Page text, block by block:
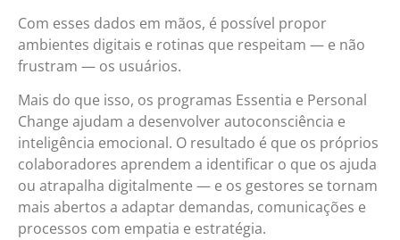
Com esses dados em mãos, é possível propor
ambientes digitais e rotinas que respeitam — e não
frustram — os usuários.
Mais do que isso, os programas Essentia e Personal
Change ajudam a desenvolver autoconsciência e
inteligência emocional. O resultado é que os próprios
colaboradores aprendem a identificar o que os ajuda
ou atrapalha digitalmente — e os gestores se tornam
mais abertos a adaptar demandas, comunicações e
processos com empatia e estratégia.